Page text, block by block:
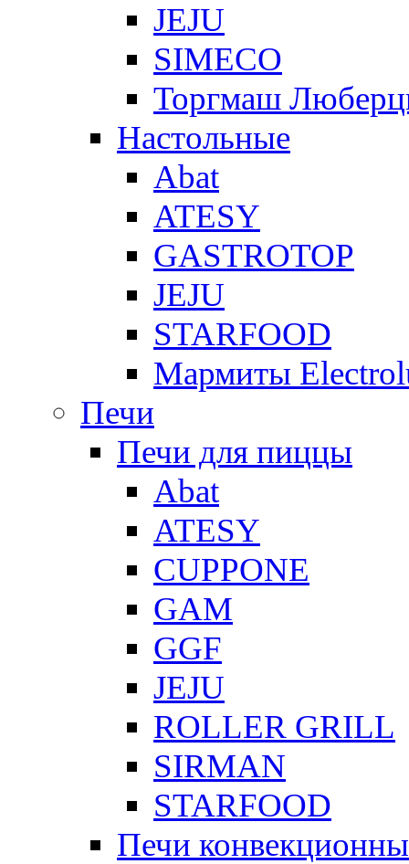
JEJU
SIMECO
Торгмаш
Настольные
Abat
ATESY
GASTROTOP
JEJU
STARFOOD
Мармиты
Печи
Печи для пиццы
Abat
ATESY
CUPPONE
GAM
GGF
JEJU
ROLLER GRILL
SIRMAN
STARFOOD
Печи